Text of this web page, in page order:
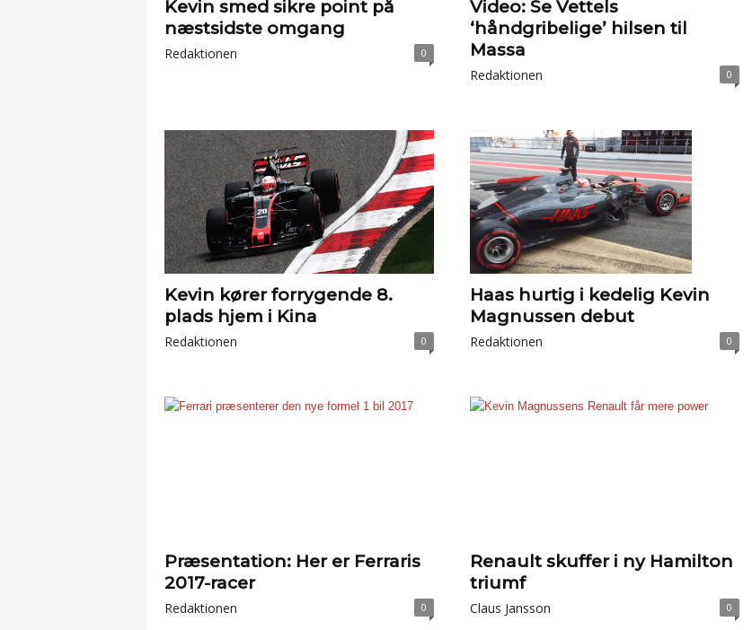
Kevin smed sikre point på
næstsidste omgang
Redaktionen 0
Video: Se Vettels
‘håndgribelige’ hilsen til
Massa
Redaktionen 0
Kevin kører forrygende 8.
plads hjem i Kina
Redaktionen 0
Haas hurtig i kedelig Kevin
Magnussen debut
Redaktionen 0
Præsentation: Her er Ferraris
2017-racer
Redaktionen 0
Renault skuffer i ny Hamilton
triumf
Claus Jansson 0